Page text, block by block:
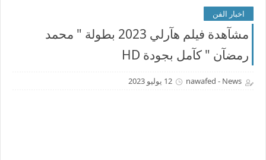
اخبار الفن
مشآهدة فيلم هآرلي 2023 بطولة " محمد
رمضآن " كآمل بجودة HD
nawafed - News 12 يوليو 2023